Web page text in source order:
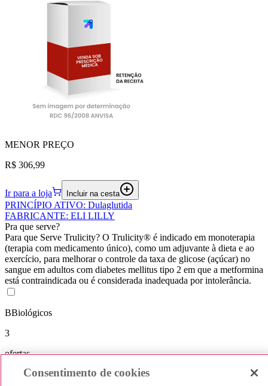
MENOR PREÇO
R$ 306,99
Ir para a loja Incluir na cesta
PRINCÍPIO ATIVO: Dulaglutida
FABRICANTE: ELI LILLY
Pra que serve?
Para que Serve Trulicity? O Trulicity® é indicado em monoterapia
(terapia com medicamento único), como um adjuvante à dieta e ao
exercício, para melhorar o controle da taxa de glicose (açúcar) no
sangue em adultos com diabetes mellitus tipo 2 em que a metformina
está contraindicada ou é considerada inadequada por intolerância.
BBiológicos
3
ofertas
Melhores preços a partir deR$ 306,99
Consentimento de cookies